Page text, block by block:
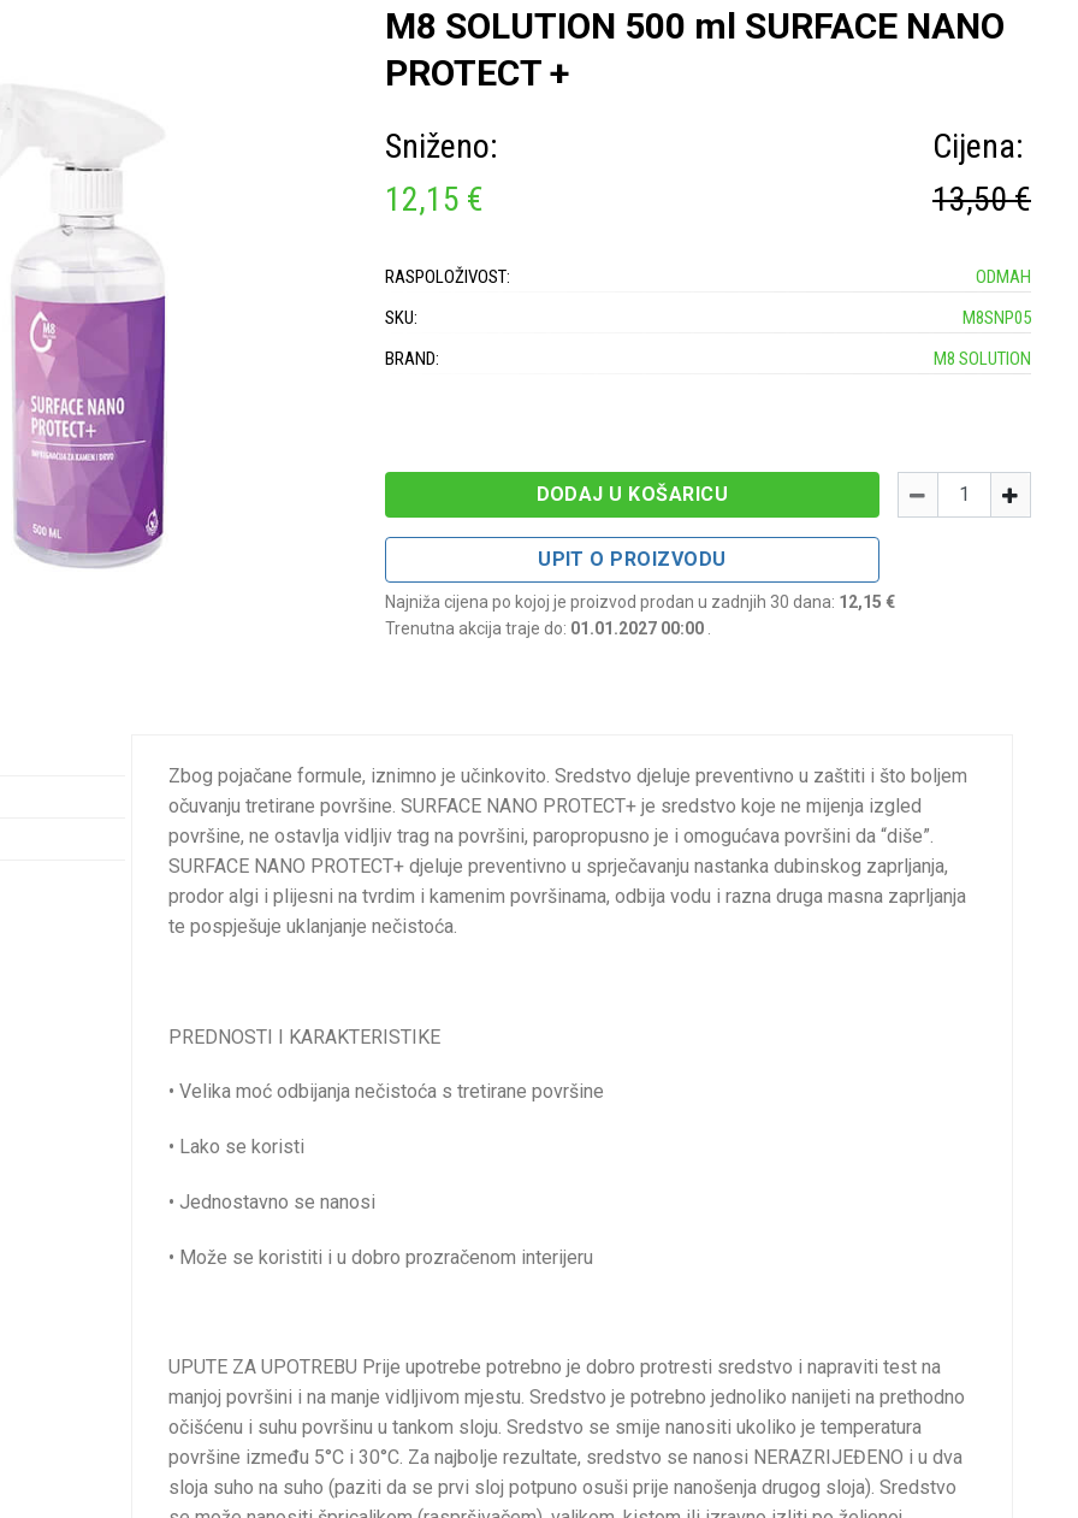
-
Količina
+
DODAJ U KOŠARICU
UPIT O PROIZVODU
Najniža cijena po kojoj je proizvod prodan u zadnjih 30 dana: 12,15 €
Trenutna akcija traje do: 01.01.2027 00:00
M8 SOLUTION 500 ml SURFACE NANO
PROTECT +
Sniženo:
12,15 €
Cijena:
13,50 €
RASPOLOŽIVOST:
ODMAH
SKU:
M8SNP05
BRAND:
M8 SOLUTION
Zbog pojačane formule, iznimno je učinkovito. Sredstvo djeluje preventivno u zaštiti i što boljem
očuvanju tretirane površine. SURFACE NANO PROTECT+ je sredstvo koje ne mijenja izgled
površine, ne ostavlja vidljiv trag na površini, paropropusno je i omogućava površini da “diše”.
SURFACE NANO PROTECT+ djeluje preventivno u sprječavanju nastanka dubinskog zaprljanja,
prodor algi i plijesni na tvrdim i kamenim površinama, odbija vodu i razna druga masna zaprljanja
te pospješuje uklanjanje nečistoća.
PREDNOSTI I KARAKTERISTIKE
• Velika moć odbijanja nečistoća s tretirane površine
• Lako se koristi
• Jednostavno se nanosi
• Može se koristiti i u dobro prozračenom interijeru
UPUTE ZA UPOTREBU Prije upotrebe potrebno je dobro protresti sredstvo i napraviti test na
manjoj površini i na manje vidljivom mjestu. Sredstvo je potrebno jednoliko nanijeti na prethodno
očišćenu i suhu površinu u tankom sloju. Sredstvo se smije nanositi ukoliko je temperatura
površine između 5°C i 30°C. Za najbolje rezultate, sredstvo se nanosi NERAZRIJEĐENO i u dva
sloja suho na suho (paziti da se prvi sloj potpuno osuši prije nanošenja drugog sloja). Sredstvo